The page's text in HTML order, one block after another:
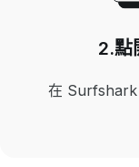
2.點
在 Surfshark